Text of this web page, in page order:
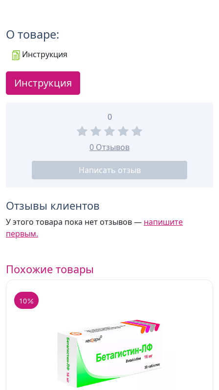
О товаре:
Инструкция
Инструкция
0
0 Отзывов
Написать отзыв
Отзывы клиентов
У этого товара пока нет отзывов — напишите
первым.
Похожие товары
10